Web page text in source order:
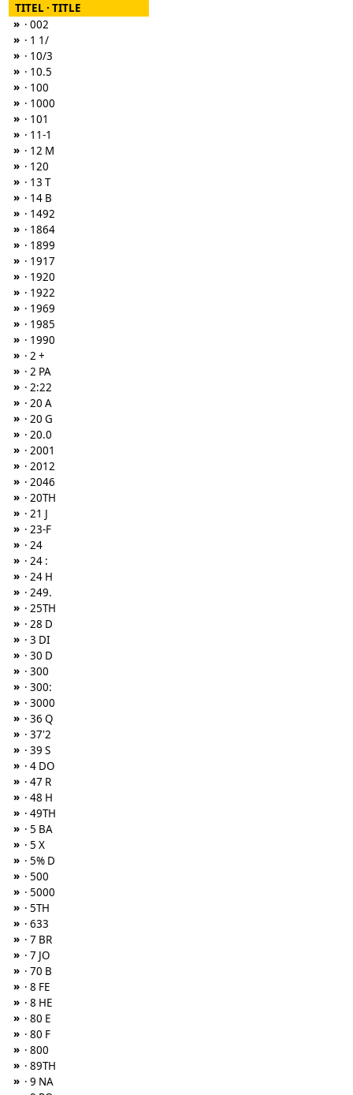
TITEL · TITLE
» · 002
» · 1 1/
» · 10/3
» · 10.5
» · 100
» · 1000
» · 101
» · 11-1
» · 12 M
» · 120
» · 13 T
» · 14 B
» · 1492
» · 1864
» · 1899
» · 1917
» · 1920
» · 1922
» · 1969
» · 1985
» · 1990
» · 2 +
» · 2 PA
» · 2:22
» · 20 A
» · 20 G
» · 20.0
» · 2001
» · 2012
» · 2046
» · 20TH
» · 21 J
» · 23-F
» · 24
» · 24 :
» · 24 H
» · 249.
» · 25TH
» · 28 D
» · 3 DI
» · 30 D
» · 300
» · 300:
» · 3000
» · 36 Q
» · 37'2
» · 39 S
» · 4 DO
» · 47 R
» · 48 H
» · 49TH
» · 5 BA
» · 5 X
» · 5% D
» · 500
» · 5000
» · 5TH
» · 633
» · 7 BR
» · 7 JO
» · 70 B
» · 8 FE
» · 8 HE
» · 80 E
» · 80 F
» · 800
» · 89TH
» · 9 NA